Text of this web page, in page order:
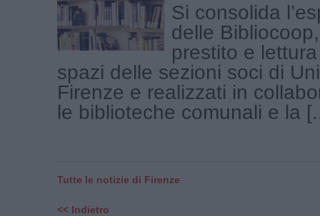
Si consolida
delle
prestito e
spazi delle sezioni soci di
Firenze e realizzati in
le biblioteche comunali e la
Tutte le notizie di Firenze
<< Indietro